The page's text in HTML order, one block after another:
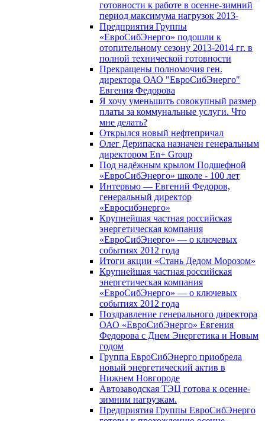
готовности к работе в осенне-зимний
период максимума нагрузок 2013-
Предприятия Группы
«ЕвроСибЭнерго» подошли к
отопительному сезону 2013-2014 гг. в
полной технической готовности
Прекращены полномочия ген.
директора ОАО "ЕвроСибЭнерго"
Евгения Федорова
Я хочу уменьшить совокупный размер
платы за коммунальные услуги. Что
мне делать?
Открылся новый нефтепричал
Олег Дерипаска назначен генеральным
директором En+ Group
Под надёжным крылом Подшефной
«ЕвроСибЭнерго» школе - 100 лет
Интервью — Евгений Федоров,
генеральный директор
«Евросибэнерго»
Крупнейшая частная российская
энергетическая компания
«ЕвроСибЭнерго» — о ключевых
событиях 2012 года
Итоги акции «Стань Дедом Морозом»
Крупнейшая частная российская
энергетическая компания
«ЕвроСибЭнерго» — о ключевых
событиях 2012 года
Поздравление генерального директора
ОАО «ЕвроСибЭнерго» Евгения
Федорова с Днем Энергетика и Новым
годом
Группа ЕвроСибЭнерго приобрела
новый энергетический актив в
Нижнем Новгороде
Автозаводская ТЭЦ готова к осенне-
зимним нагрузкам.
Предприятия Группы ЕвроСибЭнерго